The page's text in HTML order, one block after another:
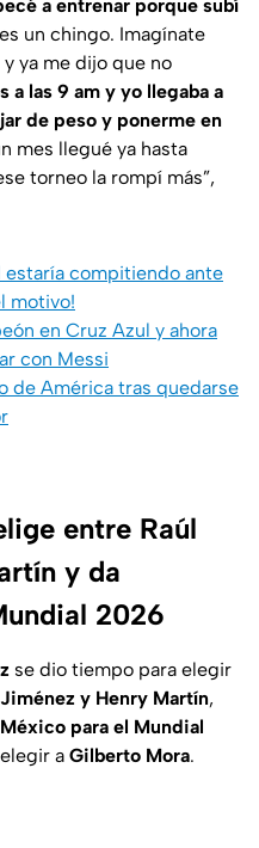
a entrenar porque subí
un chingo. Imagínate
ya me dijo que no
a las 9 am y yo llegaba a
de peso y ponerme en
mes llegué ya hasta
torneo la rompí más”,
estaría compitiendo ante
motivo!
en Cruz Azul y ahora
con Messi
de América tras quedarse
entre Raúl
y da
2026
se dio tiempo para elegir
y Henry Martín,
México para el Mundial
a Gilberto Mora.